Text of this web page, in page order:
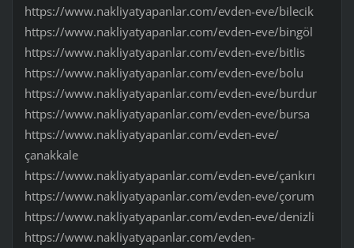
https://www.nakliyatyapanlar.com/evden-eve/bilecik
https://www.nakliyatyapanlar.com/evden-eve/bingöl
https://www.nakliyatyapanlar.com/evden-eve/bitlis
https://www.nakliyatyapanlar.com/evden-eve/bolu
https://www.nakliyatyapanlar.com/evden-eve/burdur
https://www.nakliyatyapanlar.com/evden-eve/bursa
https://www.nakliyatyapanlar.com/evden-eve/
çanakkale
https://www.nakliyatyapanlar.com/evden-eve/çankırı
https://www.nakliyatyapanlar.com/evden-eve/çorum
https://www.nakliyatyapanlar.com/evden-eve/denizli
https://www.nakliyatyapanlar.com/evden-